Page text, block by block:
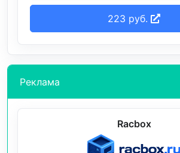
223 руб.
Реклама
Racbox